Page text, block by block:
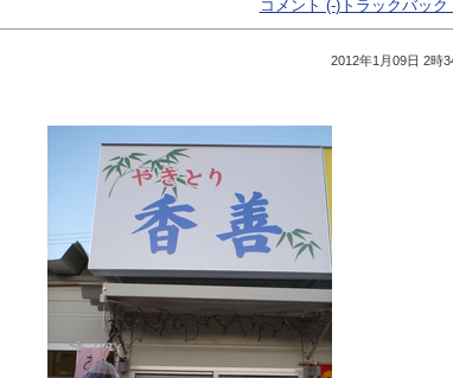
コメント (-)トラックバック
2012年1月09日 2時